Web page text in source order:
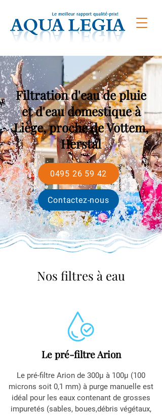
Filtration d'eau de pluie
et d'eau domestique à
Liège, proche de Vottem,
Herstal
0495 26 59 42
Contactez-nous
Nos filtres à eau
Le pré-filtre Arion
Le pré-filtre Arion de 300µ à 100µ (100
microns soit 0,1 mm) à purge manuelle est
idéal pour les eaux contenant de grosses
impuretés (sables, boues,débris végétaux,